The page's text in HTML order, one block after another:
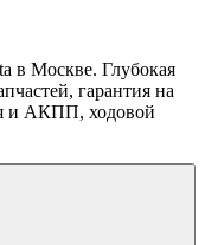
в Москве. Глубокая
гарантия на
и АКПП, ходовой